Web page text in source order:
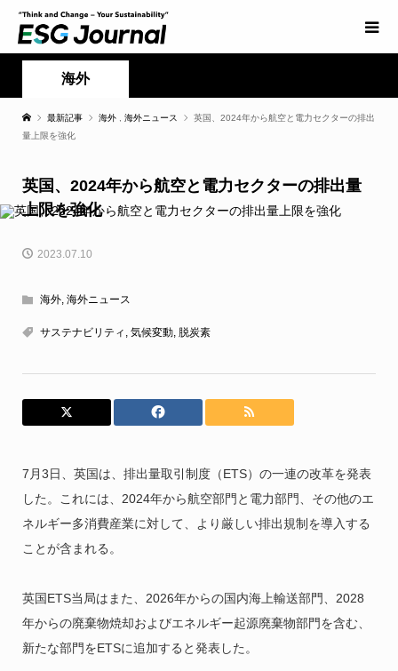
海外
最新記事 海外 海外ニュース
英国、2024年から航空と電力セクターの排出
量上限を強化
英国、2024年から航空と電力セクターの排出量
上限を強化
2023.07.10
海外, 海外ニュース
サステナビリティ , 気候変動, 脱炭素
7月3日、英国は、排出量取引制度（ETS）の一連の改革を発表
した。これには、2024年から航空部門と電力部門、その他のエ
ネルギー多消費産業に対して、より厳しい排出規制を導入する
ことが含まれる。
英国ETS当局はまた、2026年からの国内海上輸送部門、2028
年からの廃棄物焼却およびエネルギー起源廃棄物部門を含む、
新たな部門をETSに追加すると発表した。